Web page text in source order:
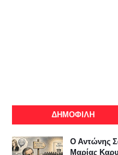
ΔΗΜΟΦΙΛΗ
Ο Αντώνης
Μαρίας